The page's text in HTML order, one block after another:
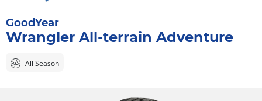
GoodYear
Wrangler All-terrain Adventure
All Season